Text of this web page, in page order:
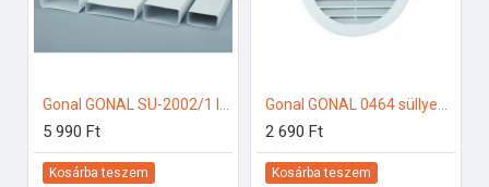
Gonal GONAL SU-2002/1 lapos csatorna, 90x180 L=1000 150-es páraelszívóhoz
5 990 Ft
Kosárba teszem
Gonal GONAL 0464 süllyesztett fix rács, NA150 150-es páraelszívóhoz
2 690 Ft
Kosárba teszem